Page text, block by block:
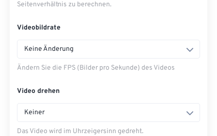
Seitenverhältnis zu berechnen.
Videobildrate
Keine Änderung
Ändern Sie die FPS (Bilder pro Sekunde) des Videos
Video drehen
Keiner
Das Video wird im Uhrzeigersinn gedreht.